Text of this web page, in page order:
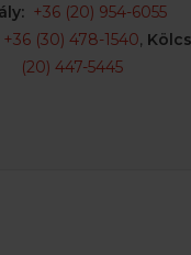
+36 (20) 954-6055
+36 (30) 478-1540,
(20) 447-5445